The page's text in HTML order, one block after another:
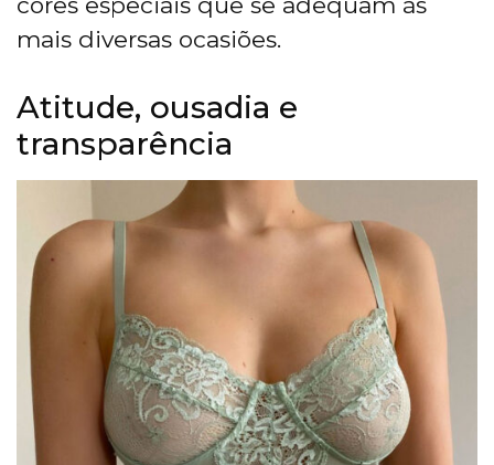
mais diversas ocasiões.
Atitude, ousadia e
transparência